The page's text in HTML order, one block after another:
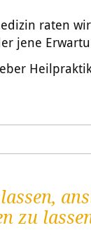
raten
jene
zu